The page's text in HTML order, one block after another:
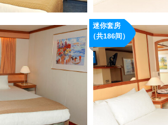
概况：
· 单人床2张，独立卫浴空
风机，电话，电视机，保险
冰箱
· 24小时客舱服务
迷你套房
（共186间）